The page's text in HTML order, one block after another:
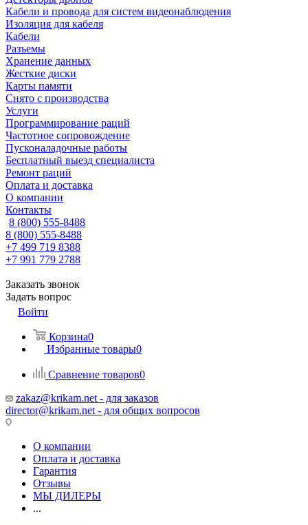
Кабели и провода для систем видеонаблюдения
Изоляция для кабеля
Кабели
Разъемы
Хранение данных
Жесткие диски
Карты памяти
Снято с производства
Услуги
Программирование раций
Частотное сопровождение
Пусконаладочные работы
Бесплатный выезд специалиста
Ремонт раций
Оплата и доставка
О компании
Контакты
8 (800) 555-8488
8 (800) 555-8488
+7 499 719 8388
+7 991 779 2788
Заказать звонок
Задать вопрос
Войти
Корзина0
Избранные товары0
Сравнение товаров0
zakaz@krikam.net - для заказов
director@krikam.net - для общих вопросов
О компании
Оплата и доставка
Гарантия
Отзывы
МЫ ДИЛЕРЫ
...